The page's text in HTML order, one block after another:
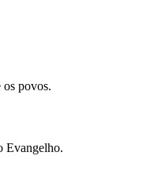
os povos.
Evangelho.